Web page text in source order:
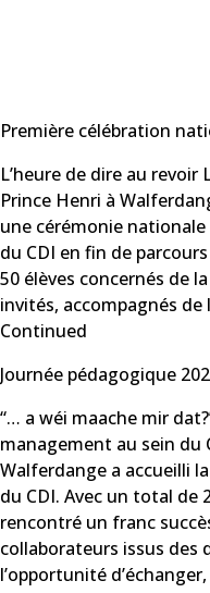
Première célébration
L’heure de dire au
Prince Henri à
une cérémonie nationale
du CDI en fin de
50 élèves concernés de
invités, accompagnés
Continued
Journée pédagogique
“… a wéi maache mir
management au sein du
Walferdange a accueilli
du CDI. Avec un total de
rencontré un franc
collaborateurs issus des
l’opportunité